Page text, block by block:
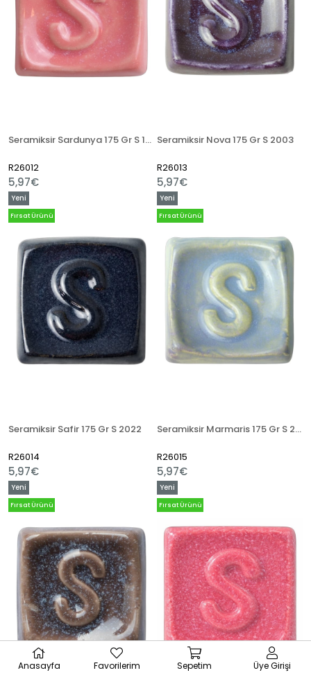
Seramiksir Sardunya 175 Gr S 1634
R26012
5,97€
Seramiksir Nova 175 Gr S 2003
R26013
5,97€
Seramiksir Safir 175 Gr S 2022
R26014
5,97€
Yeni
Ürün
Fırsat Ürünü
Seramiksir Marmaris 175 Gr S 2048
R26015
5,97€
Yeni
Ürün
Fırsat Ürünü
Yeni
Ürün
Fırsat Ürünü
Yeni
Ürün
Fırsat Ürünü
Anasayfa Favorilerim Sepetim Üye Girişi